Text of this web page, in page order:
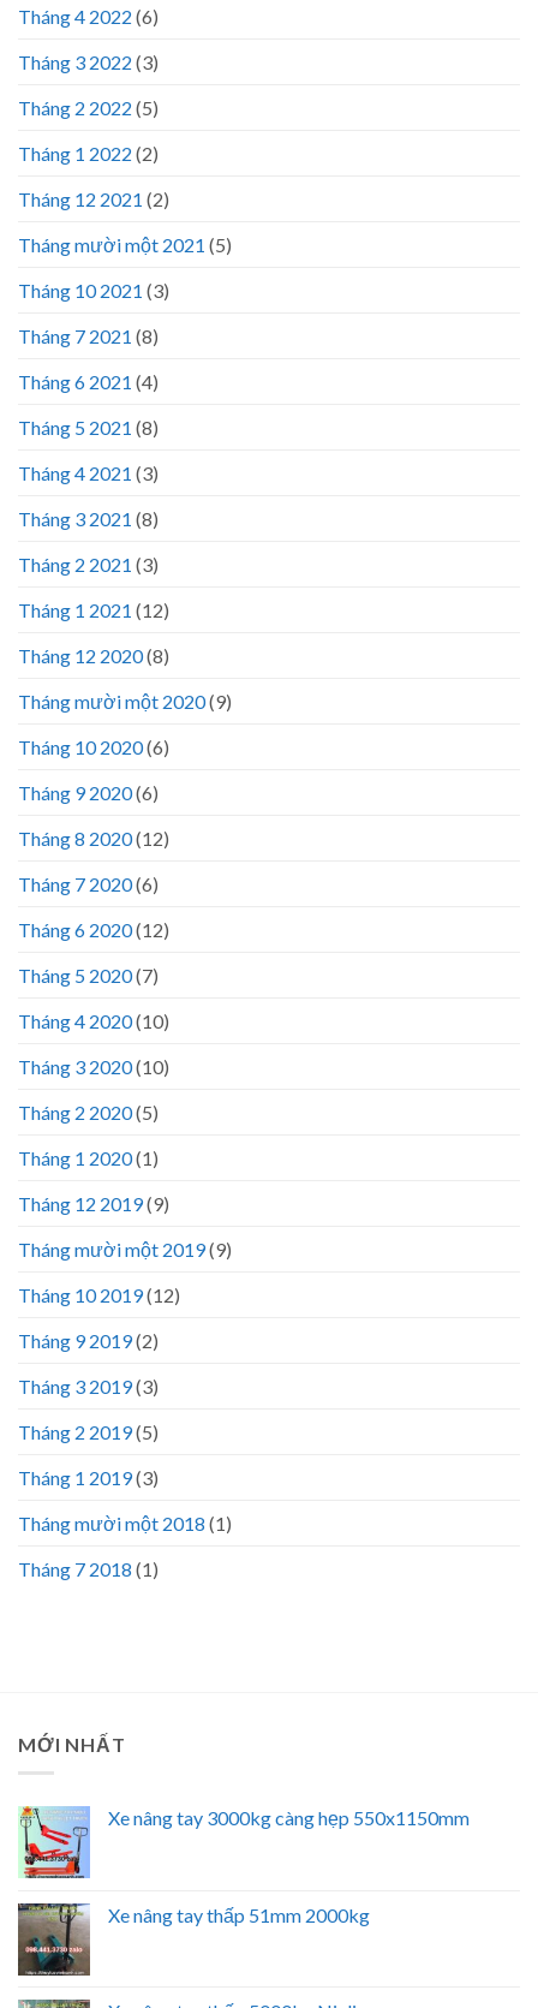
Tháng 4 2022 (6)
Tháng 3 2022 (3)
Tháng 2 2022 (5)
Tháng 1 2022 (2)
Tháng 12 2021 (2)
Tháng mười một 2021 (5)
Tháng 10 2021 (3)
Tháng 7 2021 (8)
Tháng 6 2021 (4)
Tháng 5 2021 (8)
Tháng 4 2021 (3)
Tháng 3 2021 (8)
Tháng 2 2021 (3)
Tháng 1 2021 (12)
Tháng 12 2020(8)
Tháng mười một 2020(9)
Tháng 10 2020(6)
Tháng 9 2020(6)
Tháng 8 2020(12)
Tháng 7 2020(6)
Tháng 6 2020(12)
Tháng 5 2020(7)
Tháng 4 2020(10)
Tháng 3 2020(10)
Tháng 2 2020(5)
Tháng 1 2020(1)
Tháng 12 2019(9)
Tháng mười một 2019(9)
Tháng 10 2019(12)
Tháng 9 2019(2)
Tháng 3 2019(3)
Tháng 2 2019(5)
Tháng 1 2019(3)
Tháng mười một 2018 (1)
Tháng 7 2018 (1)
MỚI NHẤT
Xe nâng tay 3000kg càng hẹp 550x1150mm
Xe nâng tay thấp 51mm 2000kg